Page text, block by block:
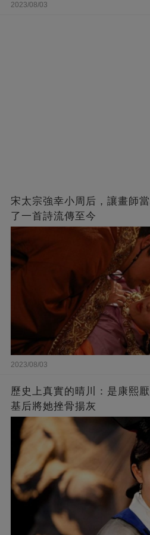
2023/08/03
宋太宗強幸小周后，讓畫師
了一首詩流傳至今
2023/08/03
歷史上真實的晴川：是康熙
基后將她挫骨揚灰